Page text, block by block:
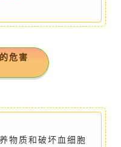
危害
物质和破坏血细胞